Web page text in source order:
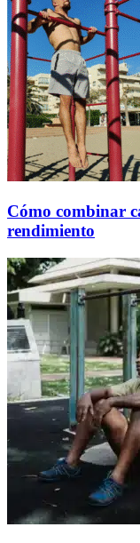
Cómo combinar
rendimiento